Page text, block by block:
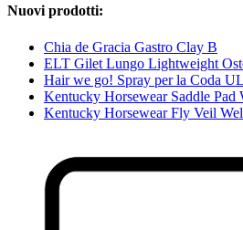
Nuovi prodotti:
Chia de Gracia Gastro Clay B
ELT Gilet Lungo Lightweight
Hair we go! Spray per la Coda
Kentucky Horsewear Saddle Pad
Kentucky Horsewear Fly Veil